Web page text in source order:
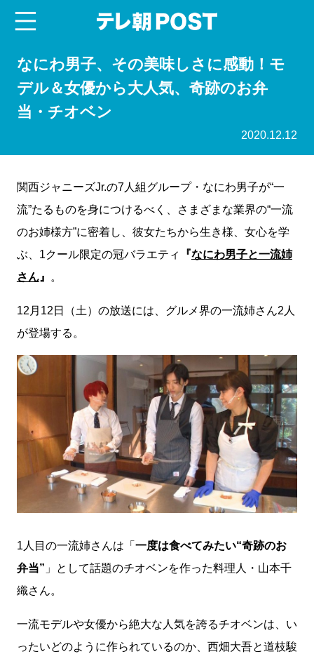
なにわ男子、その美味しさに感動！モ
デル＆女優から大人気、奇跡のお弁
当・チオベン
2020.12.12
関西ジャニーズJr.の7人組グループ・なにわ男子が“一
流”たるものを身につけるべく、さまざまな業界の“一流
のお姉様方”に密着し、彼女たちから生き様、女心を学
ぶ、1クール限定の冠バラエティ
『なにわ男子と一流姉
さん』 。
12月12日（土）の放送には、グルメ界の一流姉さん2人
が登場する。
1人目の一流姉さんは「一度は食べてみたい“奇跡のお
弁当” 」として話題のチオベンを作った料理人・山本千
織さん。
一流モデルや女優から絶大な人気を誇るチオベンは、い
ったいどのように作られているのか、西畑大吾と道枝駿